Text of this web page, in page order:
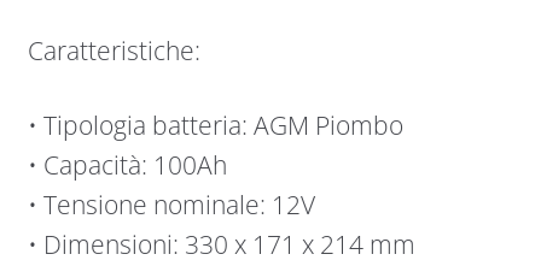
Caratteristiche:
• Tipologia batteria: AGM Piombo
• Capacità: 100Ah
• Tensione nominale: 12V
• Dimensioni: 330 x 171 x 214 mm